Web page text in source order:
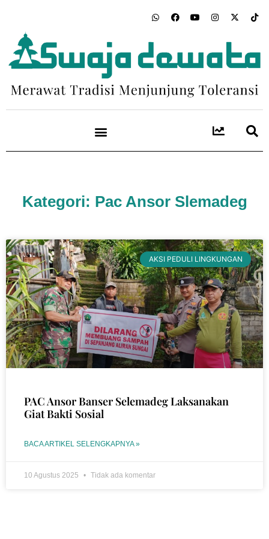
Kategori: Pac Ansor Slemadeg
AKSI PEDULI LINGKUNGAN
PAC Ansor Banser Selemadeg Laksanakan
Giat Bakti Sosial
BACA ARTIKEL SELENGKAPNYA »
10 Agustus 2025 Tidak ada komentar